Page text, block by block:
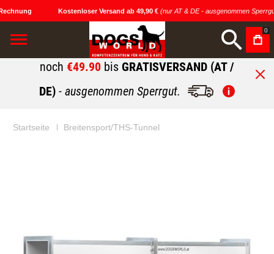
Kostenloser Versand ab 49,90 €(nur AT & DE - ausgenommen
0
noch €49.90 bis GRATISVERSAND (AT /
DE) - ausgenommen Sperrgut.
Startseite Breitensport/THS-Tunnel